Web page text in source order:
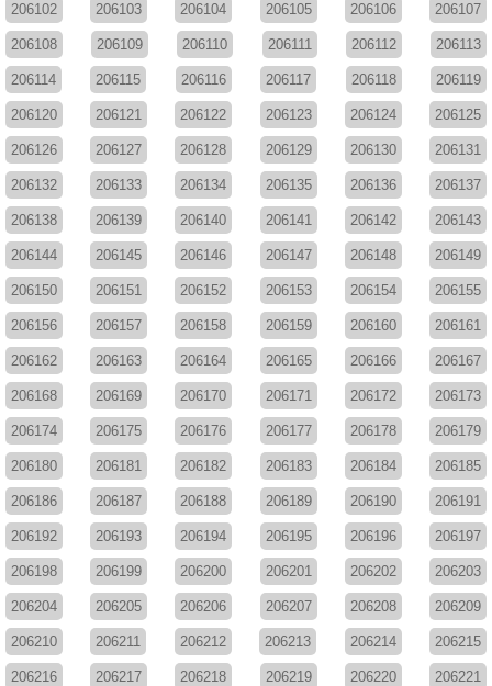
206102 206103 206104 206105 206106 206107
206108 206109 206110 206111 206112 206113
206114 206115 206116 206117 206118 206119
206120 206121 206122 206123 206124 206125
206126 206127 206128 206129 206130 206131
206132 206133 206134 206135 206136 206137
206138 206139 206140 206141 206142 206143
206144 206145 206146 206147 206148 206149
206150 206151 206152 206153 206154 206155
206156 206157 206158 206159 206160 206161
206162 206163 206164 206165 206166 206167
206168 206169 206170 206171 206172 206173
206174 206175 206176 206177 206178 206179
206180 206181 206182 206183 206184 206185
206186 206187 206188 206189 206190 206191
206192 206193 206194 206195 206196 206197
206198 206199 206200 206201 206202 206203
206204 206205 206206 206207 206208 206209
206210 206211 206212 206213 206214 206215
206216 206217 206218 206219 206220 206221